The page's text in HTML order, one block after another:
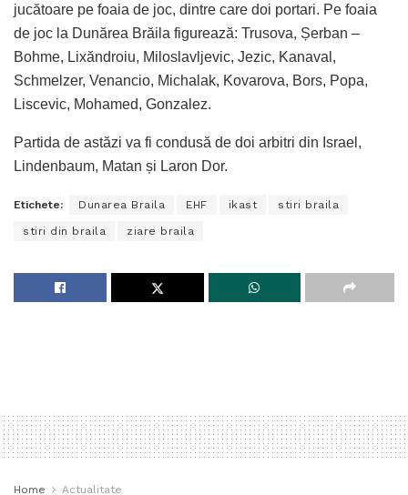
jucătoare pe foaia de joc, dintre care doi portari. Pe foaia
de joc la Dunărea Brăila figurează: Trusova, Șerban –
Bohme, Lixăndroiu, Miloslavljevic, Jezic, Kanaval,
Schmelzer, Venancio, Michalak, Kovarova, Bors, Popa,
Liscevic, Mohamed, Gonzalez.
Partida de astăzi va fi condusă de doi arbitri din Israel,
Lindenbaum, Matan și Laron Dor.
Etichete: Dunarea Braila EHF ikast stiri braila
stiri din braila ziare braila
Home Actualitate